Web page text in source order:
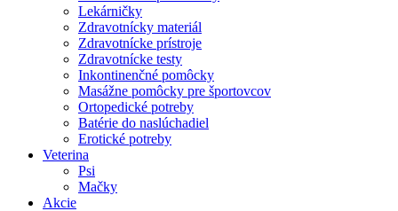
Lekárničky
Zdravotnícky materiál
Zdravotnícke prístroje
Zdravotnícke testy
Inkontinenčné pomôcky
Masážne pomôcky pre športovcov
Ortopedické potreby
Batérie do naslúchadiel
Erotické potreby
Veterina
Psi
Mačky
Akcie